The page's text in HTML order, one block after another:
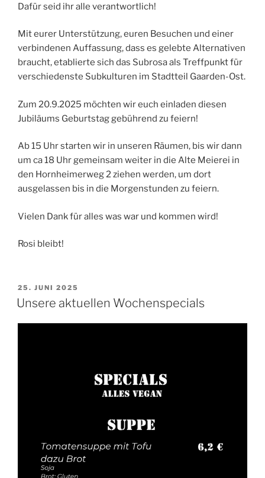
Dafür seid ihr alle verantwortlich!
Mit eurer Unterstützung, euren Besuchen und einer
verbindenen Auffassung, dass es gelebte Alternativen
braucht, etablierte sich das Subrosa als Treffpunkt für
verschiedenste Subkulturen im Stadtteil Gaarden-Ost.
Zum 20.9.2025 möchten wir euch einladen diesen
Jubiläums Geburtstag gebührend zu feiern!
Ab 15 Uhr starten wir in unseren Räumen, bis wir dann
um ca 18 Uhr gemeinsam weiter in die Alte Meierei in
den Hornheimerweg 2 ziehen werden, um dort
ausgelassen bis in die Morgenstunden zu feiern.
Vielen Dank für alles was war und kommen wird!
Rosi bleibt!
VERÖFFENTLICHT
AM
25. JUNI 2025
Unsere aktuellen Wochenspecials